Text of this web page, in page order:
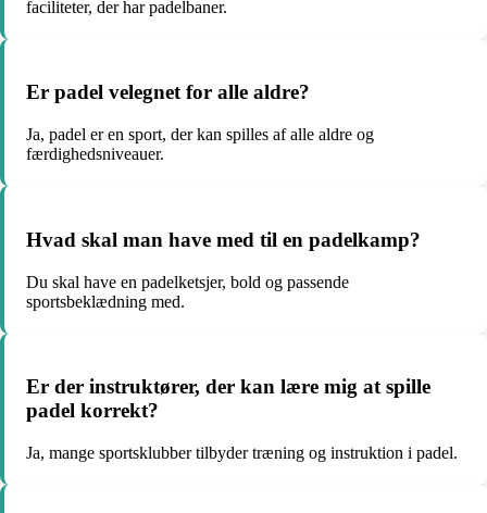
faciliteter, der har padelbaner.
Er padel velegnet for alle aldre?
Ja, padel er en sport, der kan spilles af alle aldre og
færdighedsniveauer.
Hvad skal man have med til en padelkamp?
Du skal have en padelketsjer, bold og passende
sportsbeklædning med.
Er der instruktører, der kan lære mig at spille
padel korrekt?
Ja, mange sportsklubber tilbyder træning og instruktion i padel.